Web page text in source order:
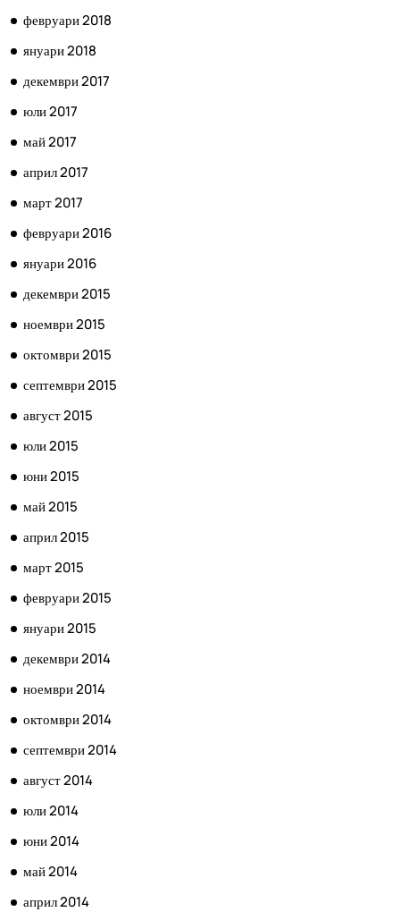
февруари 2018
януари 2018
декември 2017
юли 2017
май 2017
април 2017
март 2017
февруари 2016
януари 2016
декември 2015
ноември 2015
октомври 2015
септември 2015
август 2015
юли 2015
юни 2015
май 2015
април 2015
март 2015
февруари 2015
януари 2015
декември 2014
ноември 2014
октомври 2014
септември 2014
август 2014
юли 2014
юни 2014
май 2014
април 2014